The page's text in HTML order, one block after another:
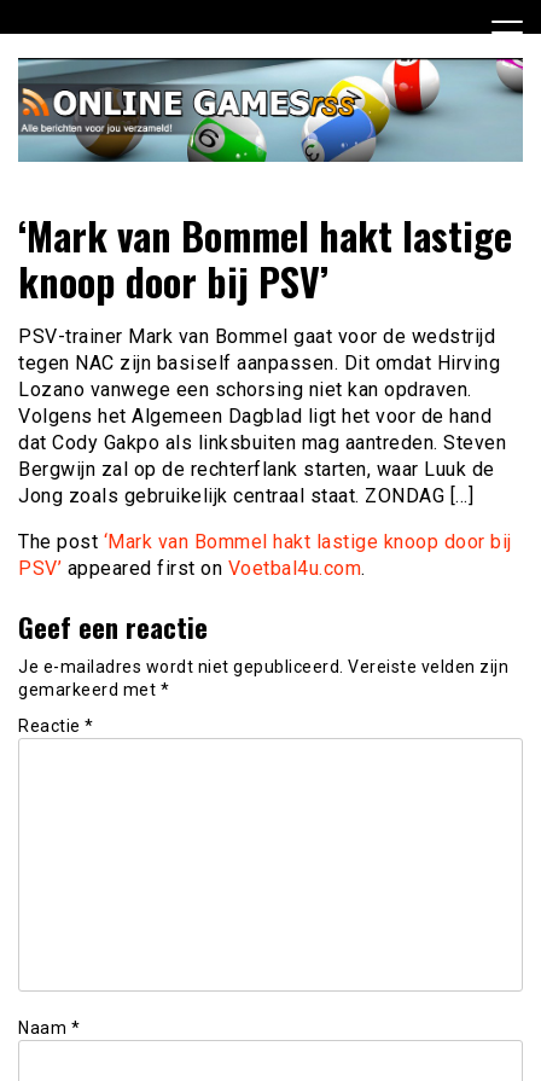
naar
inhoud
Online Games RSS
verzameld
‘Mark van Bommel hakt lastige
knoop door bij PSV’
PSV-trainer Mark van Bommel gaat voor de wedstrijd
tegen NAC zijn basiself aanpassen. Dit omdat Hirving
Lozano vanwege een schorsing niet kan opdraven.
Volgens het Algemeen Dagblad ligt het voor de hand
dat Cody Gakpo als linksbuiten mag aantreden. Steven
Bergwijn zal op de rechterflank starten, waar Luuk de
Jong zoals gebruikelijk centraal staat. ZONDAG […]
The post ‘Mark van Bommel hakt lastige knoop door bij
PSV’ appeared first on Voetbal4u.com.
Geef een reactie
Je e-mailadres wordt niet gepubliceerd. Vereiste velden zijn
gemarkeerd met *
Reactie *
Naam *